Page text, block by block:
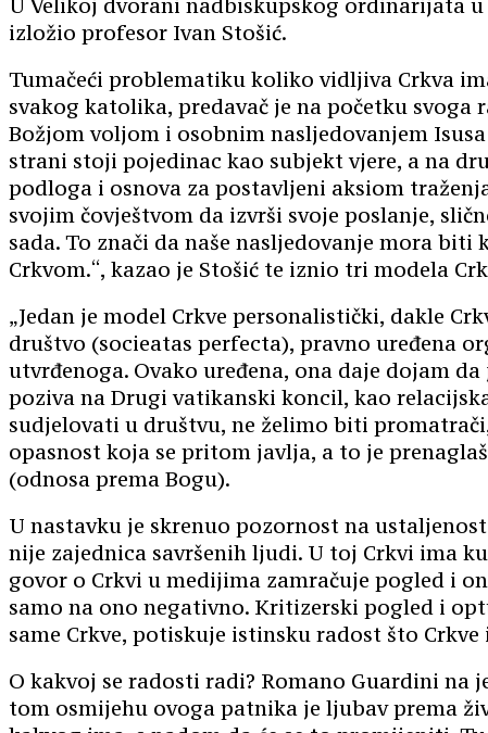
U Velikoj dvorani nadbiskupskog ordinarijata u
izložio profesor Ivan Stošić.
Tumačeći problematiku koliko vidljiva Crkva
svakog katolika, predavač je na početku
Božjom voljom i osobnim nasljedovanjem
strani stoji pojedinac kao subjekt vjere, a na
podloga i osnova za postavljeni aksiom
svojim čovještvom da izvrši svoje poslanje,
sada. To znači da naše nasljedovanje mora
Crkvom.“, kazao je Stošić te iznio tri modela
„Jedan je model Crkve personalistički, dakle
društvo (socieatas perfecta), pravno uređena
utvrđenoga. Ovako uređena, ona daje dojam
poziva na Drugi vatikanski koncil, kao
sudjelovati u društvu, ne želimo biti
opasnost koja se pritom javlja, a to je
(odnosa prema Bogu).
U nastavku je skrenuo pozornost na
nije zajednica savršenih ljudi. U toj Crkvi ima
govor o Crkvi u medijima zamračuje pogled i
samo na ono negativno. Kritizerski pogled i
same Crkve, potiskuje istinsku radost što
O kakvoj se radosti radi? Romano Guardini na
tom osmijehu ovoga patnika je ljubav prema